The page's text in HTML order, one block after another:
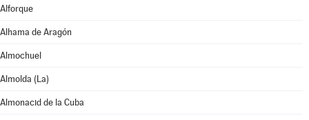
Alforque
Alhama de Aragón
Almochuel
Almolda (La)
Almonacid de la Cuba